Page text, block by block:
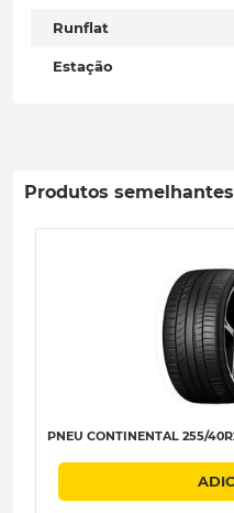
Runflat
Estação
Produtos
PNEU CONTINENTAL 255/